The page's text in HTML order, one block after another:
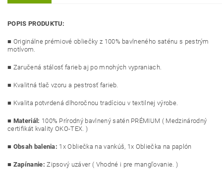
POPIS PRODUKTU:
■ Originálne prémiové obliečky z 100% bavlneného saténu s pestrým
motívom.
■ Zaručená stálosť farieb aj po mnohých vypraniach.
■ Kvalitná tlač vzoru a pestrosť farieb.
■ Kvalita potvrdená dlhoročnou tradíciou v textilnej výrobe.
■ Materiál: 100% Prírodný bavlnený satén PRÉMIUM ( Medzinárodný
certifikát kvality OKO-TEX. )
■ Obsah balenia: 1x Obliečka na vankúš, 1x Obliečka na paplón
■ Zapínanie: Zipsový uzáver ( Vhodné i pre mangľovanie. )